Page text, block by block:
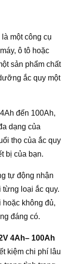
là một công cụ
ô tô hoặc
sản phẩm chất
ắc quy một
đến 100Ah,
dạng của
thọ của ắc quy
bị của bạn.
tự động nhận
loại ắc quy.
không đủ,
đáng có.
4Ah– 100Ah
kiệm chi phí lâu